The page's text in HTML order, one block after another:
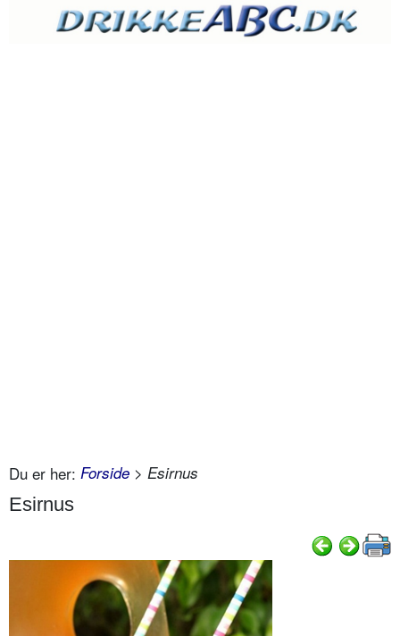
Du er her: Forside > Esirnus
Esirnus